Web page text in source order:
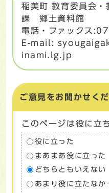
稲美町 教育委員会・
課 郷土資料館
電話・ファックス
E-mail:
inami.lg.jp
ご意見をお聞かせく
このページは役に立
役に立った
まあまあ役に立った
どちらともいえない
あまり役に立たなか